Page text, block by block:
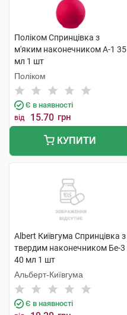
Поліком Спринцівка з
м'яким наконечником А-1 35
мл 1 шт
Поліком
Є в наявності
від 15.70 грн
КУПИТИ
Albert Київгума Спринцівка з
твердим наконечником Бе-3
40 мл 1 шт
Альберт-Київгума
Є в наявності